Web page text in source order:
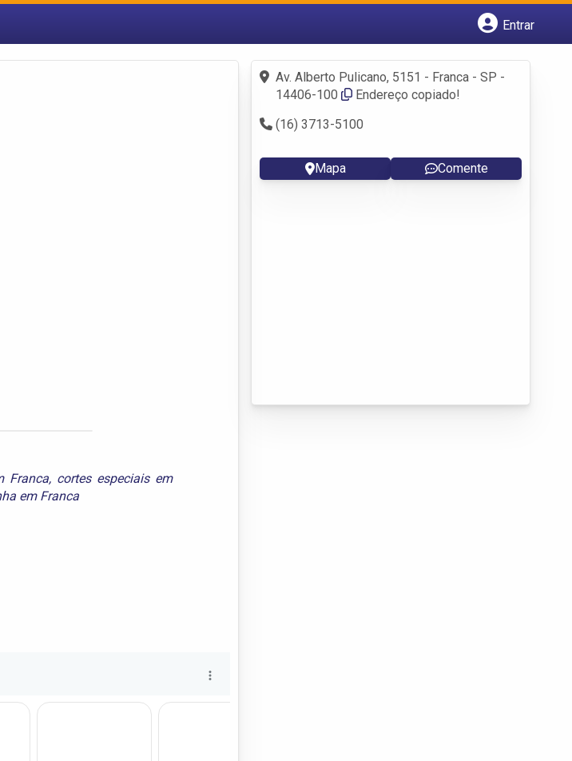
Entrar
Fazer login
Criar conta
Franca, cortes especiais em
em Franca
Av. Alberto Pulicano, 5151 - Franca - SP -
14406-100
Endereço copiado!
(16) 3713-5100
Mapa Comente